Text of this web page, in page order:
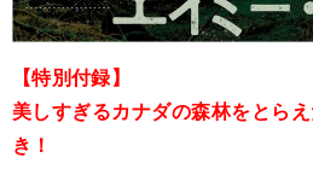
【特別付録】
美しすぎるカナダの森林をとら
き！